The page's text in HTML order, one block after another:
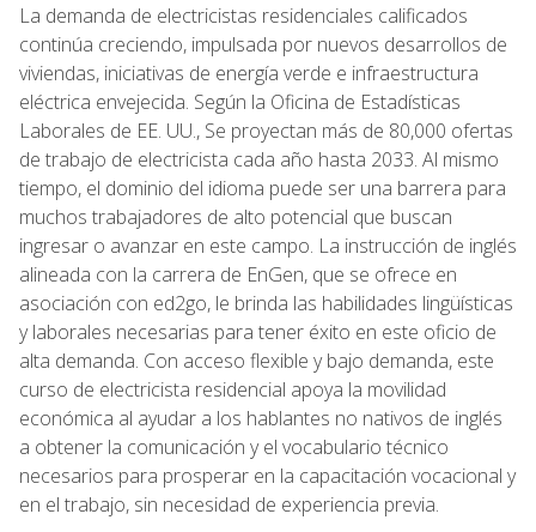
La demanda de electricistas residenciales calificados
continúa creciendo, impulsada por nuevos desarrollos de
viviendas, iniciativas de energía verde e infraestructura
eléctrica envejecida. Según la Oficina de Estadísticas
Laborales de EE. UU., Se proyectan más de 80,000 ofertas
de trabajo de electricista cada año hasta 2033. Al mismo
tiempo, el dominio del idioma puede ser una barrera para
muchos trabajadores de alto potencial que buscan
ingresar o avanzar en este campo. La instrucción de inglés
alineada con la carrera de EnGen, que se ofrece en
asociación con ed2go, le brinda las habilidades lingüísticas
y laborales necesarias para tener éxito en este oficio de
alta demanda. Con acceso flexible y bajo demanda, este
curso de electricista residencial apoya la movilidad
económica al ayudar a los hablantes no nativos de inglés
a obtener la comunicación y el vocabulario técnico
necesarios para prosperar en la capacitación vocacional y
en el trabajo, sin necesidad de experiencia previa.